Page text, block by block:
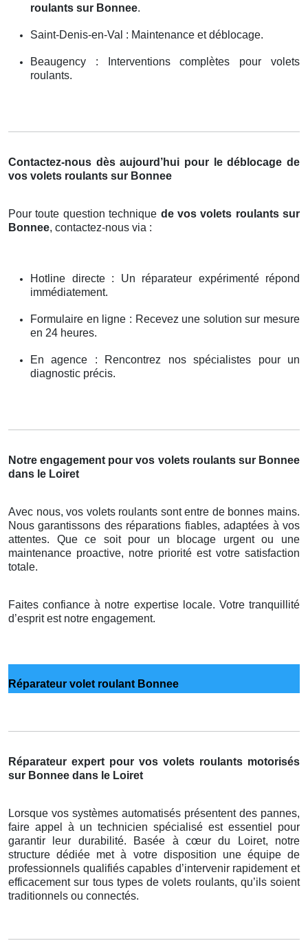
roulants sur Bonnee.
Saint-Denis-en-Val : Maintenance et déblocage.
Beaugency : Interventions complètes pour volets
roulants.
Contactez-nous dès aujourd’hui pour le déblocage de
vos volets roulants sur Bonnee
Pour toute question technique de vos volets roulants sur
Bonnee, contactez-nous via :
Hotline directe : Un réparateur expérimenté répond
immédiatement.
Formulaire en ligne : Recevez une solution sur mesure
en 24 heures.
En agence : Rencontrez nos spécialistes pour un
diagnostic précis.
Notre engagement pour vos volets roulants sur Bonnee
dans le Loiret
Avec nous, vos volets roulants sont entre de bonnes mains.
Nous garantissons des réparations fiables, adaptées à vos
attentes. Que ce soit pour un blocage urgent ou une
maintenance proactive, notre priorité est votre satisfaction
totale.
Faites confiance à notre expertise locale. Votre tranquillité
d’esprit est notre engagement.
Réparateur volet roulant Bonnee
Réparateur expert pour vos volets roulants motorisés
sur Bonnee dans le Loiret
Lorsque vos systèmes automatisés présentent des pannes,
faire appel à un technicien spécialisé est essentiel pour
garantir leur durabilité. Basée à cœur du Loiret, notre
structure dédiée met à votre disposition une équipe de
professionnels qualifiés capables d’intervenir rapidement et
efficacement sur tous types de volets roulants, qu’ils soient
traditionnels ou connectés.